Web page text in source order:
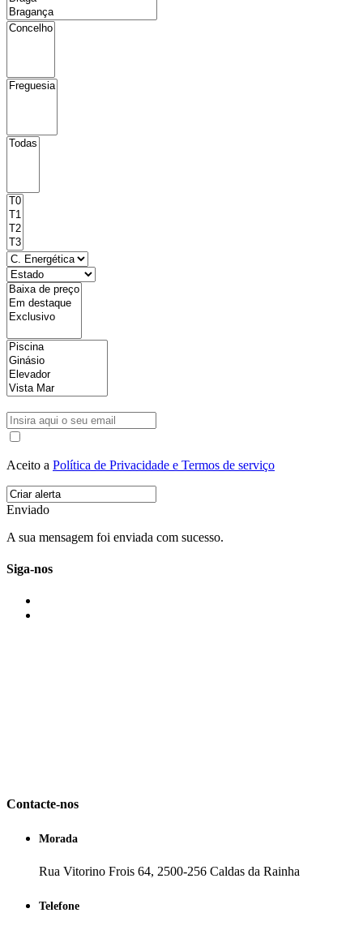
Aceito a Política de Privacidade e Termos de serviço
Enviado
A sua mensagem foi enviada com sucesso.
Siga-nos
Contacte-nos
Morada
Rua Vitorino Frois 64, 2500-256 Caldas da Rainha
Telefone